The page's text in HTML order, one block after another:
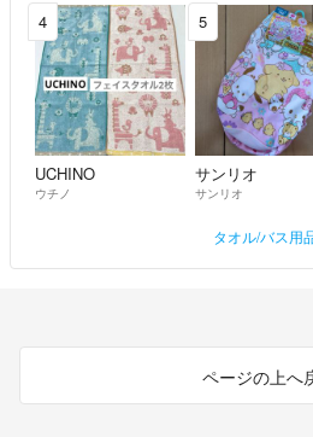
4
UCHINO
ウチノ
5
サンリオ
サンリオ
タオル/バス用
ページの上へ